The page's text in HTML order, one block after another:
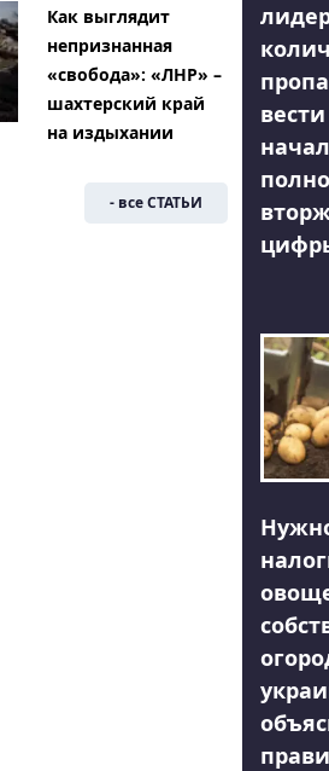
Как выглядит
непризнанная
«свобода»: «ЛНР» –
шахтерский край
на издыхании
- все СТАТЬИ